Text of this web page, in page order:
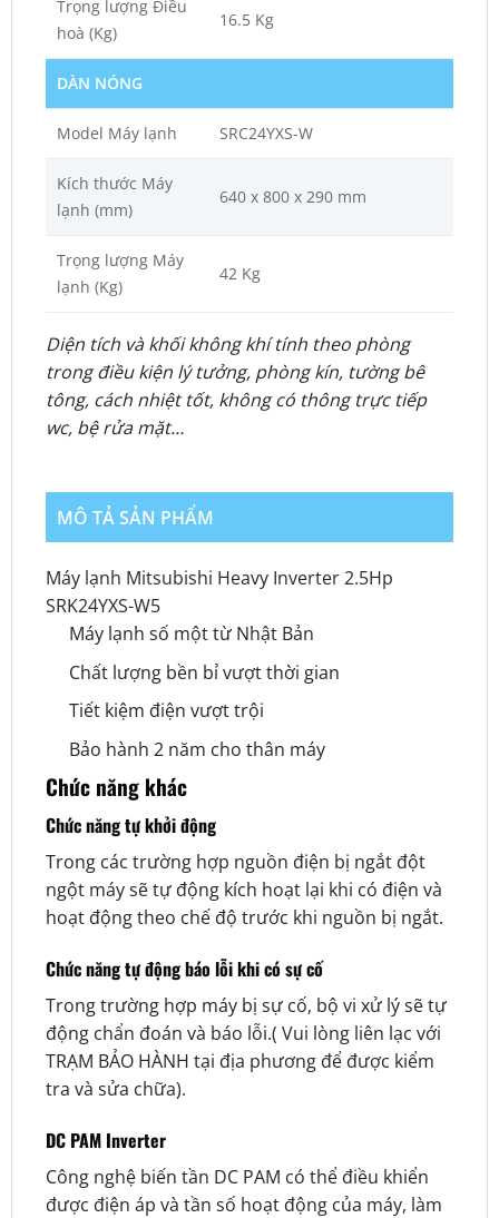
Trọng lượng Điều
hoà (Kg)
16.5 Kg
DÀN NÓNG
Model Máy lạnh SRC24YXS-W
Kích thước Máy
lạnh (mm)
640 x 800 x 290 mm
Trọng lượng Máy
lạnh (Kg)
42 Kg
Diện tích và khối không khí tính theo phòng
trong điều kiện lý tưởng, phòng kín, tường bê
tông, cách nhiệt tốt, không có thông trực tiếp
wc, bệ rửa mặt…
MÔ TẢ SẢN PHẨM
Máy lạnh Mitsubishi Heavy Inverter 2.5Hp
SRK24YXS-W5
Máy lạnh số một từ Nhật Bản
Chất lượng bền bỉ vượt thời gian
Tiết kiệm điện vượt trội
Bảo hành 2 năm cho thân máy
Chức năng khác
Chức năng tự khởi động
Trong các trường hợp nguồn điện bị ngắt đột
ngột máy sẽ tự động kích hoạt lại khi có điện và
hoạt động theo chế độ trước khi nguồn bị ngắt.
Chức năng tự động báo lỗi khi có sự cố
Trong trường hợp máy bị sự cố, bộ vi xử lý sẽ tự
động chẩn đoán và báo lỗi.( Vui lòng liên lạc với
TRẠM BẢO HÀNH tại địa phương để được kiểm
tra và sửa chữa).
DC PAM Inverter
Công nghệ biến tần DC PAM có thể điều khiển
được điện áp và tần số hoạt động của máy, làm